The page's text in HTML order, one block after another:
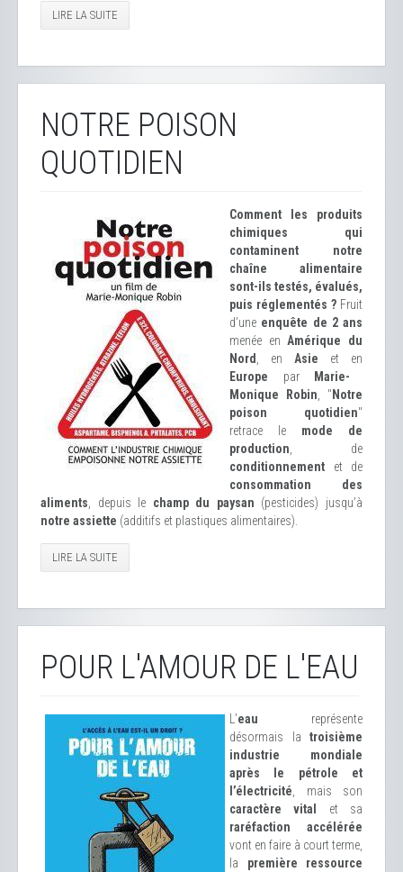
LIRE LA SUITE
NOTRE POISON
QUOTIDIEN
Comment les produits
chimiques qui
contaminent notre
chaîne alimentaire
sont-ils testés, évalués,
puis réglementés ? Fruit
d’une enquête de 2 ans
menée en Amérique du
Nord
, en Asie et en
Europe par
Marie-
Monique Robin , " Notre
poison quotidien"
retrace le mode de
production , de
conditionnement et de
consommation des
aliments , depuis le champ du paysan (pesticides) jusqu’à
notre assiette (additifs et plastiques alimentaires).
LIRE LA SUITE
POUR L'AMOUR DE L'EAU
L’eau représente
désormais la troisième
industrie mondiale
après le pétrole et
l’électricité , mais son
caractère vital
et sa
raréfaction accélérée
vont en faire à court terme,
la première ressource